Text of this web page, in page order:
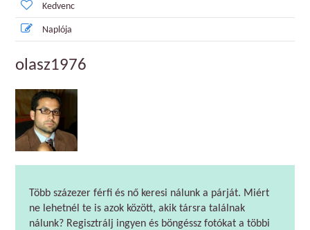
Kedvenc
Naplója
olasz1976
Több százezer férfi és nő keresi nálunk a párját. Miért
ne lehetnél te is azok között, akik társra találnak
nálunk? Regisztrálj ingyen és böngéssz fotókat a többi